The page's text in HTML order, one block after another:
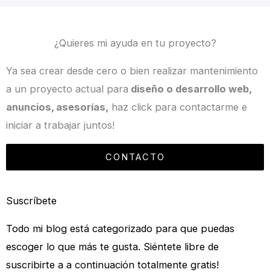
¿Quieres mi ayuda en tu proyecto?
Ya sea crear desde cero o bien realizar mantenimiento
a un proyecto actual para diseño o desarrollo web,
anuncios, asesorías, haz click para contactarme e
iniciar a trabajar juntos!
CONTACTO
Suscríbete
Todo mi blog está categorizado para que puedas
escoger lo que más te gusta. Siéntete libre de
suscribirte a a continuación totalmente gratis!